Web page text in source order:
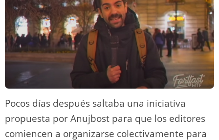
Pocos días después saltaba una iniciativa
propuesta por Anujbost para que los editores
comiencen a organizarse colectivamente para